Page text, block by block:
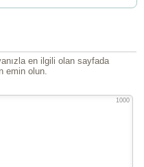
en ilgili olan sayfada
emin olun.
1000